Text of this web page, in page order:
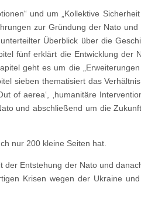
und um „Kollektive
zur Gründung der Nato und
Überblick über die
fünf erklärt die Entwicklung der
geht es um die
sieben thematisiert das
of aerea‘, ‚humanitäre
und abschließend um die
nur 200 kleine Seiten hat.
der Entstehung der Nato und
Krisen wegen der Ukraine